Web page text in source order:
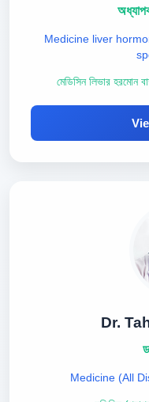
Medicine liver
মেডিসিন লিভার হরমোন
Dr.
Medicine (All